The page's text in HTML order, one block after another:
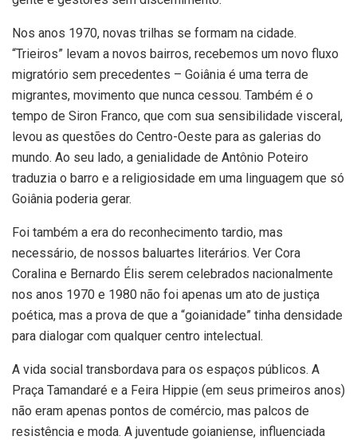
Nos anos 1970, novas trilhas se formam na cidade.
“Trieiros” levam a novos bairros, recebemos um novo fluxo
migratório sem precedentes – Goiânia é uma terra de
migrantes, movimento que nunca cessou. Também é o
tempo de Siron Franco, que com sua sensibilidade visceral,
levou as questões do Centro-Oeste para as galerias do
mundo. Ao seu lado, a genialidade de Antônio Poteiro
traduzia o barro e a religiosidade em uma linguagem que só
Goiânia poderia gerar.
Foi também a era do reconhecimento tardio, mas
necessário, de nossos baluartes literários. Ver Cora
Coralina e Bernardo Élis serem celebrados nacionalmente
nos anos 1970 e 1980 não foi apenas um ato de justiça
poética, mas a prova de que a “goianidade” tinha densidade
para dialogar com qualquer centro intelectual.
A vida social transbordava para os espaços públicos. A
Praça Tamandaré e a Feira Hippie (em seus primeiros anos)
não eram apenas pontos de comércio, mas palcos de
resistência e moda. A juventude goianiense, influenciada